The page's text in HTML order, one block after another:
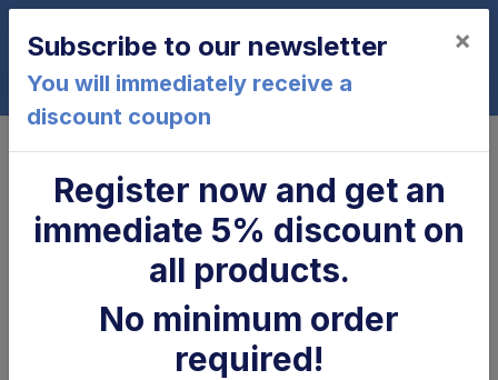
0
Serbatoio olio 5 LT orizzontale
Dhollandia
Subscribe to our newsletter
You will immediately receive a
discount coupon
×
Register now and get an
immediate 5% discount on
all products.
No minimum order
required!